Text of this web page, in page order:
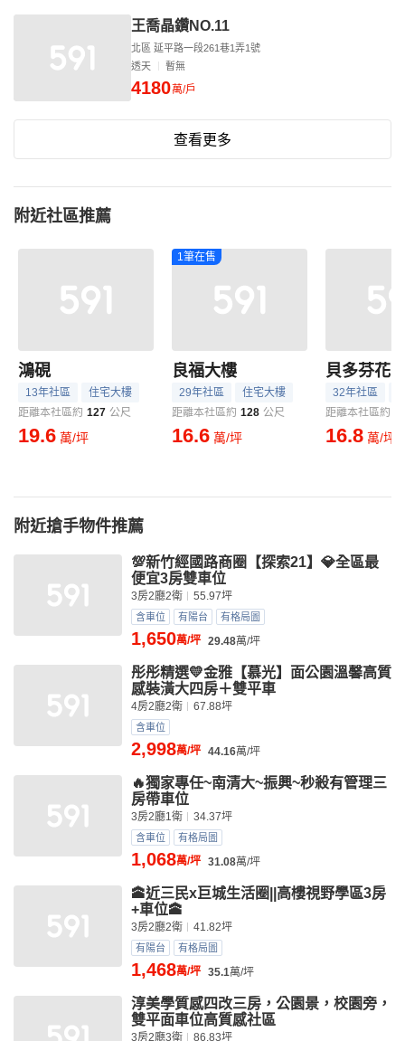
王喬晶鑽NO.11
北區 延平路一段261巷1弄1號
透天
暫無
4180萬/戶
查看更多
附近社區推薦
鴻硯
13年社區
住宅大樓
距離本社區約 127 公尺
19.6 萬/坪
1筆在售
良福大樓
29年社區
住宅大樓
距離本社區約 128 公尺
16.6 萬/坪
貝多芬花
32年社區
距離本社區約
16.8 萬/坪
附近搶手物件推薦
💯新竹經國路商圈【探索21】💎全區最
便宜3房雙車位
3房2廳2衛 55.97坪
含車位 有陽台 有格局圖
1,650萬/坪 29.48萬/坪
彤彤精選💛金雅【慕光】面公園溫馨高質
感裝潢大四房＋雙平車
4房2廳2衛 67.88坪
含車位
2,998萬/坪 44.16萬/坪
🔥獨家專任~南清大~振興~秒殺有管理三
房帶車位
3房2廳1衛 34.37坪
含車位 有格局圖
1,068萬/坪 31.08萬/坪
🕋近三民x巨城生活圈||高樓視野學區3房
+車位🕋
3房2廳2衛 41.82坪
有陽台 有格局圖
1,468萬/坪 35.1萬/坪
淳美學質感四改三房，公園景，校園旁，
雙平面車位高質感社區
3房2廳3衛 86.83坪